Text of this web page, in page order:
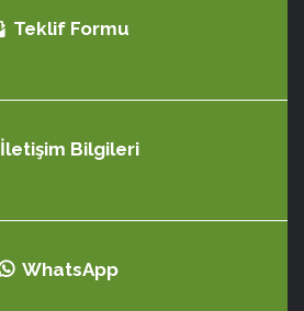
Teklif Formu
İletişim Bilgileri
WhatsApp